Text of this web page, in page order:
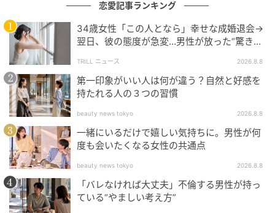
恋愛記事ランキング
34歳女性「この人となら」幸せな成婚退会→
翌日、彼の態度が急変…男性が放った“驚きの
TRILL ニュース 2026.8.8
第一印象がいい人は何が違う？自然と好感を
持たれる人の３つの習慣
beauty news tokyo 2026.8.8
一緒にいるだけで嬉しい気持ちに。男性が何
度も会いたくなる女性の共通点
beauty news tokyo 2026.8.8
「バレなければ大丈夫」不倫する男性が持っ
ている“やましい考え方”